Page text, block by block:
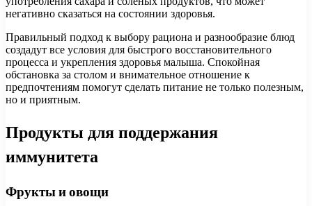
негативно сказаться на состоянии здоровья.
Правильный подход к выбору рациона и разнообразие блюд
создадут все условия для быстрого восстановительного
процесса и укрепления здоровья малыша. Спокойная
обстановка за столом и внимательное отношение к
предпочтениям помогут сделать питание не только полезным,
но и приятным.
Продукты для поддержания
иммунитета
Фрукты и овощи